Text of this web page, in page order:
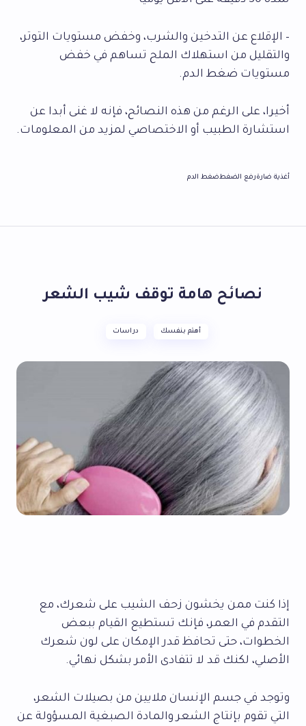
– الإقلاع عن التدخين والشرب، وخفض مستويات التوتر،
والتقليل من استهلاك الملح تساهم في خفض
مستويات ضغط الدم.
أخيرا، على الرغم من هذه النصائح، فإنه لا غنى أبدا عن
استشارة الطبيب أو الاختصاصي لمزيد من المعلومات.
أغذية ضارةرفع الضغطضغط الدم
نصائح هامة توقف شيب الشعر
أهتم بنفسك دراسات
إذا كنت ممن يخشون زحف الشيب على شعرك، مع
التقدم في العمر، فإنك تستطيع القيام ببعض
الخطوات، حتى تحافظ قدر الإمكان على لون شعرك
الأصلي، لكنك قد لا تتفادى الأمر بشكل نهائي.
وتوجد في جسم الإنسان ملايين من بصيلات الشعر،
التي تقوم بإنتاج الشعر والمادة الصبغية المسؤولة عن